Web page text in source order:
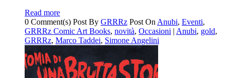
Read more
0 Comment(s) Post By GRRRz Post On Anubi, Eventi,
GRRRz Comic Art Books, novità, Occasioni | Anubi, gold,
GRRRz, Marco Taddei, Simone Angelini